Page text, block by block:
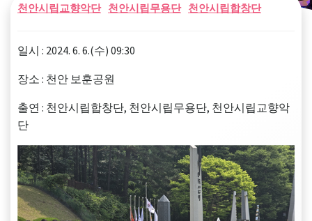
천안시립교향악단 천안시립무용단 천안시립합창단
일시 : 2024. 6. 6.(수) 09:30
장소 : 천안 보훈공원
출연 : 천안시립합창단, 천안시립무용단, 천안시립교향악
단